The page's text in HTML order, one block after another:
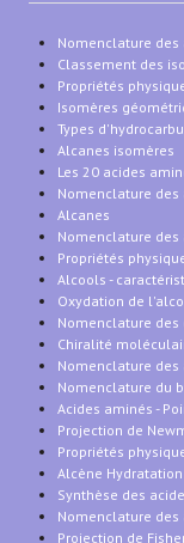
Nomenclature des
Classement des
Propriétés
Isomères
Types
Alcanes isomères
Les 20 acides
Nomenclature des
Alcanes
Nomenclature des
Propriétés
Alcools -
Oxydation de
Nomenclature
Chiralité
Nomenclature des
Nomenclature du
Acides aminés -
Projection de
Propriétés
Alcène Hydratation
Synthèse des
Nomenclature des
Projection de